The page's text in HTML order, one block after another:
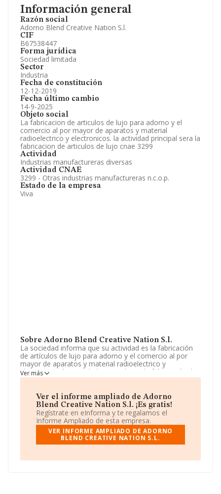
Información general
Razón social
Adorno Blend Creative Nation S.l.
CIF
B67538447
Forma jurídica
Sociedad limitada
Sector
Industria
Fecha de constitución
12-12-2019
Fecha último cambio
14-9-2025
Objeto social
La fabricacion de articulos de lujo para adorno y el
comercio al por mayor de aparatos y material
radioelectrico y electronicos. la actividad principal sera la
fabricacion de articulos de lujo cnae 3299
Actividad
Industrias manufactureras diversas
Actividad CNAE
3299 - Otras industrias manufactureras n.c.o.p.
Estado de la empresa
Viva
Sobre Adorno Blend Creative Nation S.l.
La sociedad informa que su actividad es la fabricación
de artículos de lujo para adorno y el comercio al por
mayor de aparatos y material radioelectrico y
electronicos. la actividad principal sera la fabricación de
artículos de lujo cnae 3299. La empresa aparece inscrita
CNAE: 3299 - 'Otras industrias manufactureras n.c.o.p.'.
No realiza actividad de importación y/o exportación.
El número de empleados ha sido el mismo con respecto
al 2023 y teniendo en cuenta la información a
disposición de INFORMA, ha contado con un número de
empleados inferior a la media de sector.
Acerca de la información en los distintos rankings: ha
Ver más
Ver el informe ampliado de Adorno
Blend Creative Nation S.l. ¡Es gratis!
Regístrate en eInforma y te regalamos el
Informe Ampliado de esta empresa.
VER INFORME AMPLIADO DE ADORNO
BLEND CREATIVE NATION S.L.
Información oficial y registral complementaria.